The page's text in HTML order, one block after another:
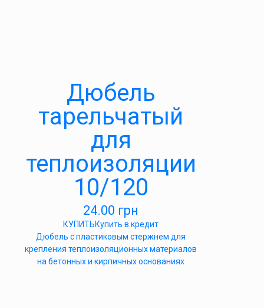
Дюбель
тарельчатый
для
теплоизоляции
10/120
24.00 грн
КУПИТЬКупить в кредит
Дюбель с пластиковым стержнем для
крепления теплоизоляционных материалов
на бетонных и кирпичных основаниях